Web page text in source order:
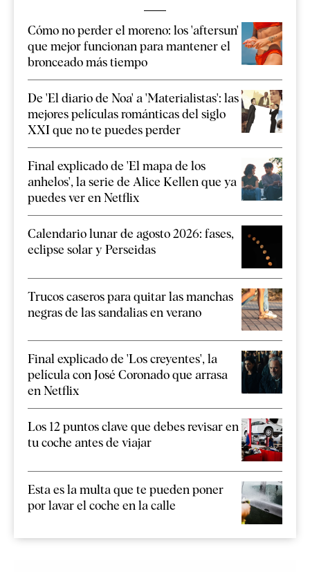
Cómo no perder el moreno: los 'aftersun'
que mejor funcionan para mantener el
bronceado más tiempo
De 'El diario de Noa' a 'Materialistas': las
mejores películas románticas del siglo
XXI que no te puedes perder
Final explicado de 'El mapa de los
anhelos', la serie de Alice Kellen que ya
puedes ver en Netflix
Calendario lunar de agosto 2026: fases,
eclipse solar y Perseidas
Trucos caseros para quitar las manchas
negras de las sandalias en verano
Final explicado de 'Los creyentes', la
película con José Coronado que arrasa
en Netflix
Los 12 puntos clave que debes revisar en
tu coche antes de viajar
Esta es la multa que te pueden poner
por lavar el coche en la calle